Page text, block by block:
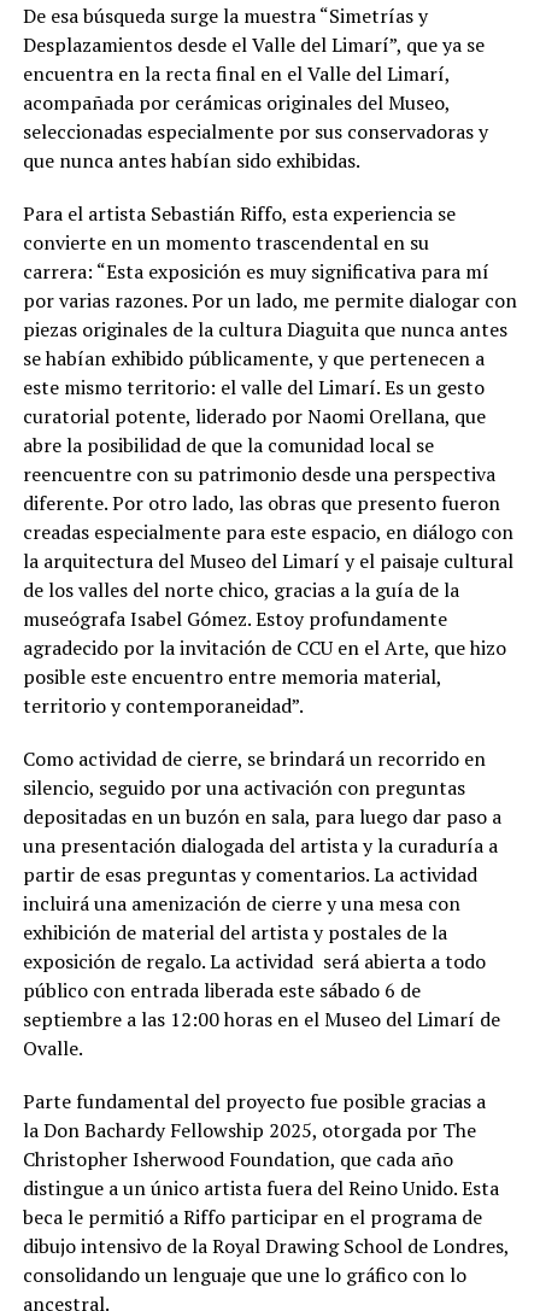
De esa búsqueda surge la muestra “Simetrías y
Desplazamientos desde el Valle del Limarí”, que ya se
encuentra en la recta final en el Valle del Limarí,
acompañada por cerámicas originales del Museo,
seleccionadas especialmente por sus conservadoras y
que nunca antes habían sido exhibidas.
Para el artista Sebastián Riffo, esta experiencia se
convierte en un momento trascendental en su
carrera: “Esta exposición es muy significativa para mí
por varias razones. Por un lado, me permite dialogar con
piezas originales de la cultura Diaguita que nunca antes
se habían exhibido públicamente, y que pertenecen a
este mismo territorio: el valle del Limarí. Es un gesto
curatorial potente, liderado por Naomi Orellana, que
abre la posibilidad de que la comunidad local se
reencuentre con su patrimonio desde una perspectiva
diferente. Por otro lado, las obras que presento fueron
creadas especialmente para este espacio, en diálogo con
la arquitectura del Museo del Limarí y el paisaje cultural
de los valles del norte chico, gracias a la guía de la
museógrafa Isabel Gómez. Estoy profundamente
agradecido por la invitación de CCU en el Arte, que hizo
posible este encuentro entre memoria material,
territorio y contemporaneidad”.
Como actividad de cierre, se brindará un recorrido en
silencio, seguido por una activación con preguntas
depositadas en un buzón en sala, para luego dar paso a
una presentación dialogada del artista y la curaduría a
partir de esas preguntas y comentarios. La actividad
incluirá una amenización de cierre y una mesa con
exhibición de material del artista y postales de la
exposición de regalo. La actividad será abierta a todo
público con entrada liberada este sábado 6 de
septiembre a las 12:00 horas en el Museo del Limarí de
Ovalle.
Parte fundamental del proyecto fue posible gracias a
la Don Bachardy Fellowship 2025, otorgada por The
Christopher Isherwood Foundation, que cada año
distingue a un único artista fuera del Reino Unido. Esta
beca le permitió a Riffo participar en el programa de
dibujo intensivo de la Royal Drawing School de Londres,
consolidando un lenguaje que une lo gráfico con lo
ancestral.